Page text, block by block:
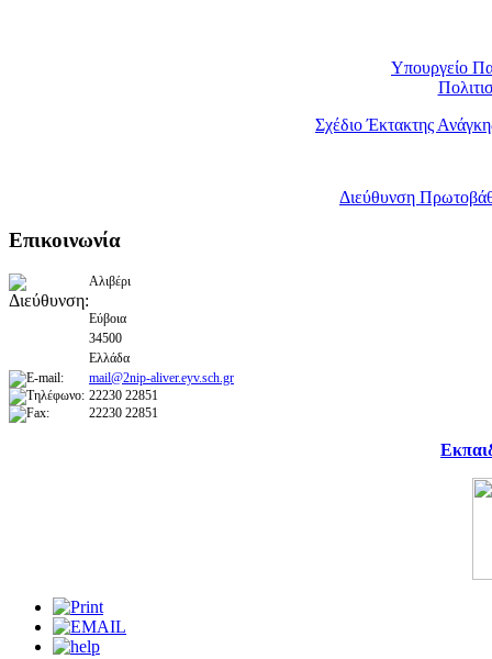
Υπουργείο
Σχέδιο Έκτακτης
Διεύθυνση
Επικοινωνία
Αλιβέρι
Εύβοια
34500
Ελλάδα
mail@2nip-aliver.eyv.sch.gr
22230 22851
22230 22851